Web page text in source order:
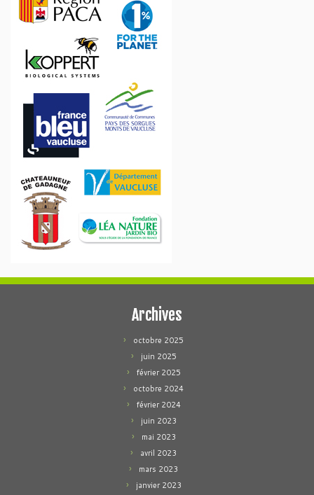
Archives
octobre 2025
juin 2025
février 2025
octobre 2024
février 2024
juin 2023
mai 2023
avril 2023
mars 2023
janvier 2023